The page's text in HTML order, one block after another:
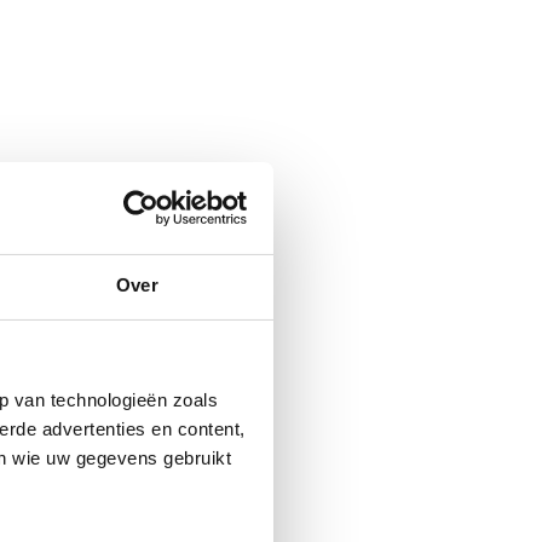
Over
van technologieën zoals
advertenties en content,
wie uw gegevens gebruikt